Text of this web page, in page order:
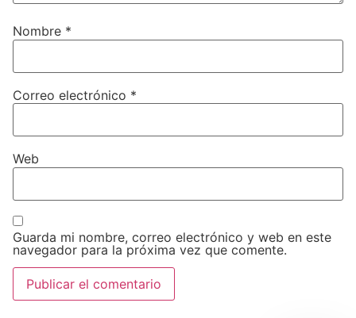
Nombre *
Correo electrónico *
Web
Guarda mi nombre, correo electrónico y web en este
navegador para la próxima vez que comente.